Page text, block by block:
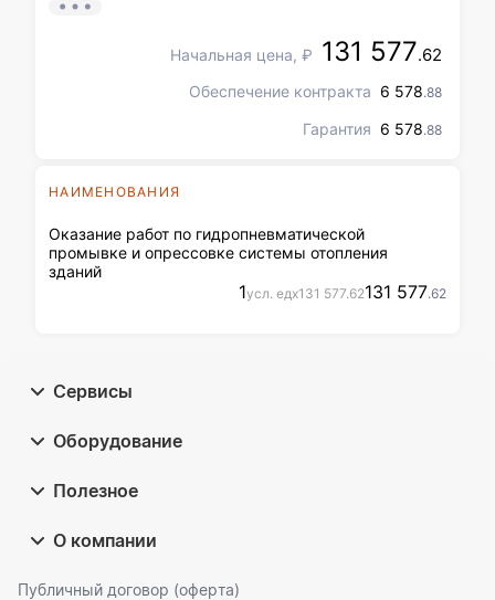
с. Барино, ул. Ленина, д. 21;
обл. Курганская, м.о.
Шатровский, с. Кодское, ул.
м.о. Шатровский, с. Ильино,
Шатровский, с. Мостовское,
ул. Центральная, д. 33
Начальная цена, ₽ 131 577.62
Обеспечение контракта 6 578.88
Гарантия 6 578.88
НАИМЕНОВАНИЯ
Оказание работ по гидропневматической
промывке и опрессовке системы отопления
зданий
1усл. едx131 577.62131 577.62
Сервисы
Оборудование
Полезное
О компании
Публичный договор (оферта)